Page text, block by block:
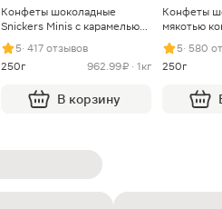
Конфеты шоколадные
Snickers Minis с карамелью
арахисом и нугой
5· 417 отзывов
250г
962.99 ₽ · 1кг
В корзину
Конфеты
мякотью
5· 580
250г